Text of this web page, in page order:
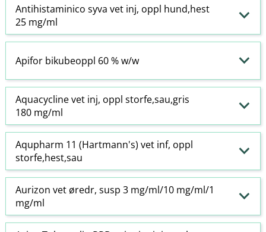
Antihistaminico syva vet inj, oppl hund,hest
25 mg/ml
Apifor bikubeoppl 60 % w​/​w
Aquacycline vet inj, oppl storfe,sau,gris
180 mg/ml
Aqupharm 11 (Hartmann's) vet inf, oppl
storfe,hest,sau
Aurizon vet øredr, susp 3 mg/ml/10 mg/ml/1
mg/ml